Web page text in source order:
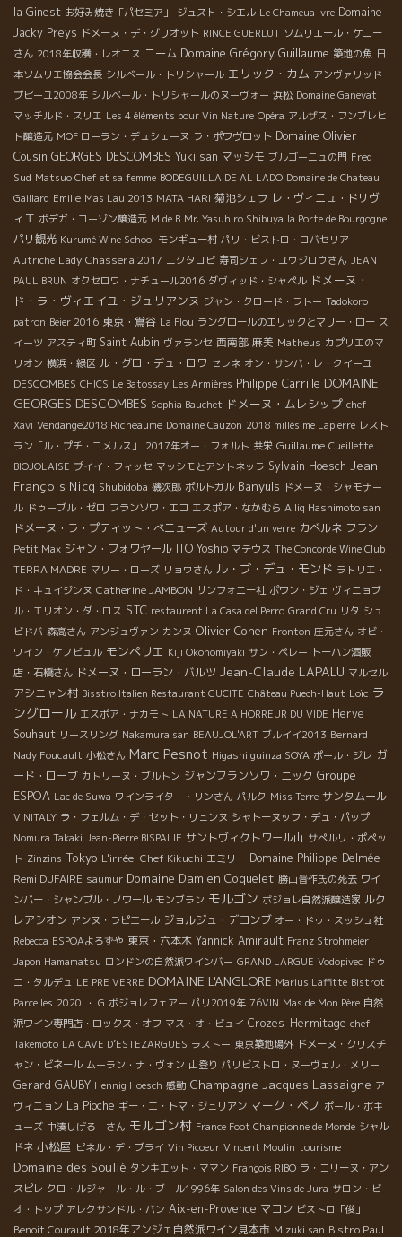
la Ginest お好み焼き「パセミア」 ジュスト・シエル Le Chameua Ivre Domaine
Jacky Preys ドメーヌ・デ・グリオット RINCE GUERLUT ソムリエール・ケニー
さん 2018年収穫・レオニス ニーム Domaine Grégory Guillaume 築地の魚 日
本ソムリエ協会会長 シルベール・トリシャール エリック・カム アンヴァリッド
プピーユ2008年 シルベール・トリシャールのヌーヴォー 浜松 Domaine Ganevat
マッチルド・スリエ Les 4 éléments pour Vin Nature Opéra アルザス・フンブレヒ
ト醸造元 MOF ローラン・デュシェーヌ ラ・ポワヴロット Domaine Olivier
Cousin GEORGES DESCOMBES Yuki san マッシモ ブルゴーニュの門 Fred
Sud Matsuo Chef et sa femme BODEGUILLA DE AL LADO Domaine de Chateau
Gaillard Emilie Mas Lau 2013 MATA HARI 菊池シェフ レ・ヴィニュ・ドリヴ
ィエ ボデガ・コーゾン醸造元 M de B Mr. Yasuhiro Shibuya la Porte de Bourgogne
パリ観光 Kurumé Wine School モンギュー村 パリ・ビストロ・ロバセリア
Autriche Lady Chassera 2017 ニクタロピ 寿司シェフ・ユウジロウさん JEAN
PAUL BRUN オクセロワ・ナチュール2016 ダヴィッド・シャペル ドメーヌ・
ド・ラ・ヴィエイユ・ジュリアンヌ ジャン・クロード・ラトー Tadokoro
patron Beier 2016 東京・鴬谷 La Flou ラングロールのエリックとマリー・ロー ス
イーツ アスティ町 Saint Aubin ヴァランセ 西南部 麻美 Matheus カプリエのマ
リオン 横浜・緑区 ル・グロ・デュ・ロワ セレネ オン・サンバ・レ・クイーユ
DESCOMBES CHICS Le Batossay Les Armières Philippe Carrille DOMAINE
GEORGES DESCOMBES Sophia Bauchet ドメーヌ・ムレシップ chef
Xavi Vendange2018 Richeaume Domaine Cauzon 2018 millésime Lapierre レスト
ラン「ル・プチ・コメルス」
2017年オー・フォルト 共栄 Guillaume Cueillette
BIOJOLAISE プイイ・フィッセ マッシモとアントネッラ Sylvain Hoesch Jean
François Nicq Shubidoba 磯次郎 ポルトガル Banyuls ドメーヌ・シャモナー
ル ドゥーブル・ゼロ フランソワ・エコ エスポア・なかむら Alliq Hashimoto san
ドメーヌ・ラ・プティット・べニューズ Autour d'un verre カベルネ フラン
Petit Max ジャン・フォワヤール ITO Yoshio マテウス The Concorde Wine Club
TERRA MADRE マリー・ローズ リョウさん ル・ブ・デュ・モンド ラトリエ・
ド・キュイジンヌ Catherine JAMBON サンフォニー社 ポワン・ジェ ヴィニョブ
ル・エリオン・ダ・ロス STC restaurent La Casa del Perro Grand Cru リタ シュ
ビドバ 森高さん アンジュヴァン カンヌ Olivier Cohen Fronton 庄元さん オビ・
ワイン・ケノビュル モンペリエ Kiji Okonomiyaki サン・ペレー トーハン酒販
店・石橋さん ドメーヌ・ローラン・バルツ Jean-Claude LAPALU マルセル
アシニャン村 Bisstro Italien Restaurant GUCITE Château Puech-Haut Loïc ラ
ングロール エスポア・ナカモト LA NATURE A HORREUR DU VIDE Herve
Souhaut リースリング Nakamura san BEAUJOL'ART ブルイイ2013 Bernard
Nady Foucault 小松さん Marc Pesnot Higashi guinza SOYA ポール・ジレ ガ
ード・ローブ カトリーヌ・ブルトン ジャンフランソワ・ニック Groupe
ESPOA Lac de Suwa ワインライター・リンさん パルク Miss Terre サンタムール
VINITALY ラ・フェルム・デ・セット・リュンヌ シャトーヌッフ・デュ・パップ
Nomura Takaki Jean-Pierre BISPALIE サントヴィクトワール山 サぺルリ・ポペッ
ト Zinzins Tokyo L'irréel Chef Kikuchi エミリー Domaine Philippe Delmée
Remi DUFAIRE saumur Domaine Damien Coquelet 勝山晋作氏の死去 ワイ
ンバー・シャンブル・ノワール モンブラン モルゴン ボジョレ自然派醸造家 ルク
レアシオン アンヌ・ラピエール ジョルジュ・デコンブ オー・ドゥ・スッシュ社
Rebecca ESPOAよろずや 東京・六本木 Yannick Amirault Franz Strohmeier
Japon Hamamatsu ロンドンの自然派ワインバー GRAND LARGUE Vodopivec ドゥ
ニ・タルデュ LE PRE VERRE DOMAINE L'ANGLORE Marius Laffitte Bistrot
Parcelles 2020 ・ G ボジョレフェアー パリ2019年 76VIN Mas de Mon Père 自然
派ワイン専門店・ロックス・オフ マス・オ・ビュイ Crozes-Hermitage chef
Takemoto LA CAVE D’ESTEZARGUES ラストー 東京築地場外 ドメーヌ・クリスチ
ャン・ビネール ムーラン・ナ・ヴォン 山登り パリビストロ・ヌーヴェル・メリー
Gerard GAUBY Hennig Hoesch 感動 Champagne Jacques Lassaigne ア
ヴィニョン La Pioche ギー・エ・トマ・ジュリアン マーク・ペノ ポール・ボキ
ューズ 中湊しげる さん モルゴン村 France Foot Championne de Monde シャル
ドネ 小松屋 ピネル・デ・ブライ Vin Picoeur Vincent Moulin tourisme
Domaine des Soulié タンキエット・ママン François RIBO ラ・コリーヌ・アン
スピレ クロ・ルジャール・ル・ブール1996年 Salon des Vins de Jura サロン・ビ
オ・トップ アレクサンドル・バン Aix-en-Provence マコン ビストロ「俊」
Benoit Courault 2018年アンジェ自然派ワイン見本市 Mizuki san Bistro Paul